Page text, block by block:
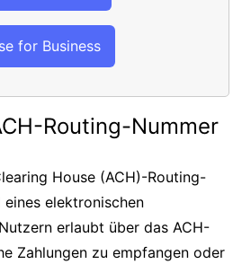
for Business
Routing-Nummer
House (ACH)-Routing-
eines elektronischen
erlaubt über das ACH-
Zahlungen zu empfangen oder